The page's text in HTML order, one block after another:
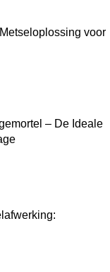
voor
– De Ideale